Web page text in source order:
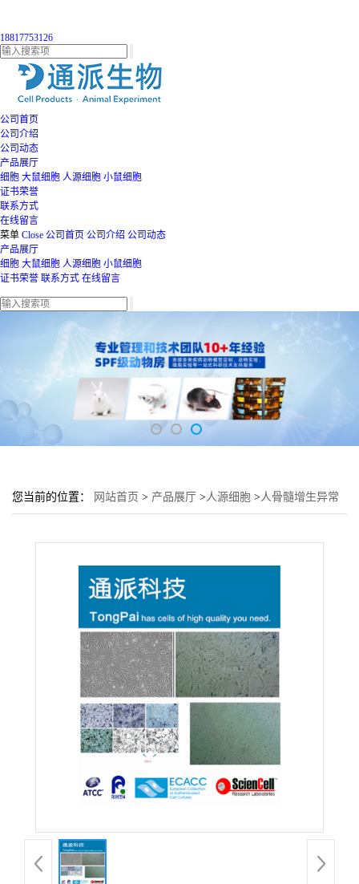
18817753126
公司首页
公司介绍
公司动态
产品展厅
细胞 大鼠细胞 人源细胞 小鼠细胞
证书荣誉
联系方式
在线留言
菜单 Close 公司首页 公司介绍 公司动态
产品展厅
细胞 大鼠细胞 人源细胞 小鼠细胞
证书荣誉 联系方式 在线留言
您当前的位置： 网站首页 > 产品展厅 >人源细胞 >人骨髓增生异常